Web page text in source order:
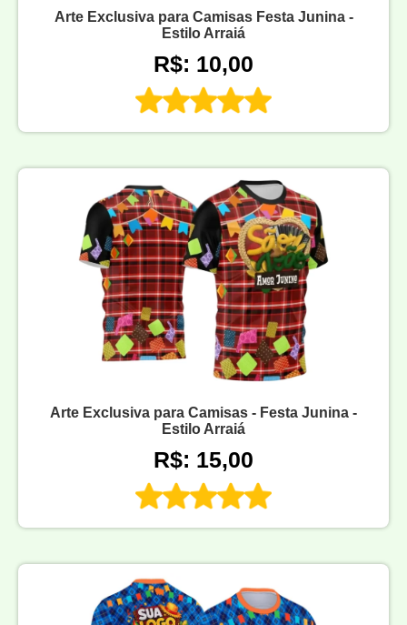
Arte Exclusiva para Camisas Festa Junina -
Estilo Arraiá
R$: 10,00
Arte Exclusiva para Camisas - Festa Junina -
Estilo Arraiá
R$: 15,00